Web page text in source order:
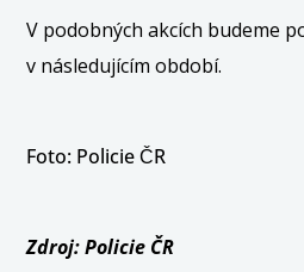
V podobných akcích budeme
v následujícím období.
Foto: Policie ČR
Zdroj: Policie ČR